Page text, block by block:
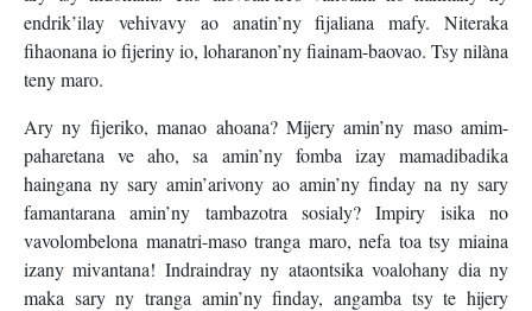
endrik’ilay vehivavy ao anatin’ny fijaliana mafy. Niteraka
fihaonana io fijeriny io, loharanon’ny fiainam-baovao. Tsy nilàna
teny maro.
Ary ny fijeriko, manao ahoana? Mijery amin’ny maso amim-
paharetana ve aho, sa amin’ny fomba izay mamadibadika
haingana ny sary amin’arivony ao amin’ny finday na ny sary
famantarana amin’ny tambazotra sosialy? Impiry isika no
vavolombelona manatri-maso tranga maro, nefa toa tsy miaina
izany mivantana! Indraindray ny ataontsika voalohany dia ny
maka sary ny tranga amin’ny finday, angamba tsy te hijery